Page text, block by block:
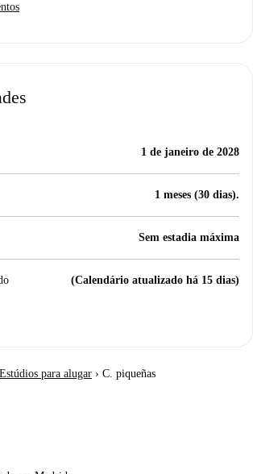
1 de janeiro de 2028
1 meses (30 dias).
Sem estadia máxima
(Calendário atualizado há 15 dias)
Estúdios para alugar › C. piqueñas